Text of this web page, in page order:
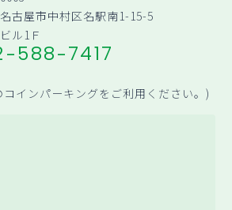
古屋市中村区名駅南1-15-5
ル1Ｆ
588-7417
コインパーキングをご利用ください。)